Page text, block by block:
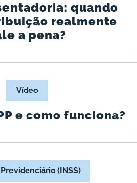
quando
realmente
a pena?
Vídeo
e como funciona?
(INSS)